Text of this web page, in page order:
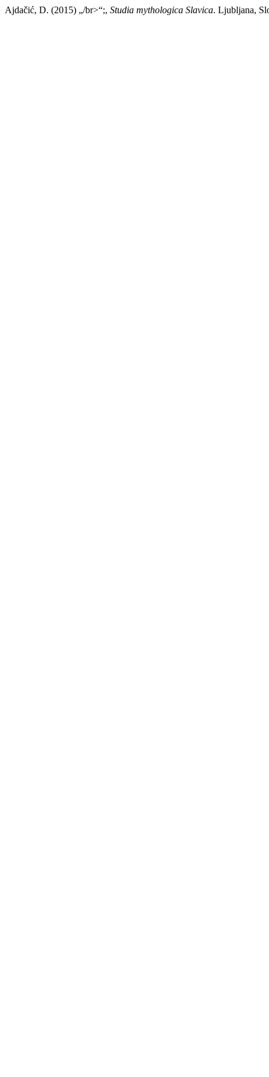
Ajdačić, D. (2015) „/br>“;, Studia mythologica Slavica. Ljubljana,